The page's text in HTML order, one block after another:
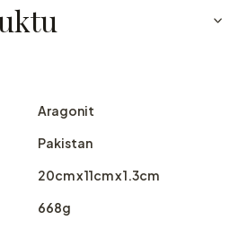
Aragonit
Pakistan
20cm x 11cm x 1.3cm
668g